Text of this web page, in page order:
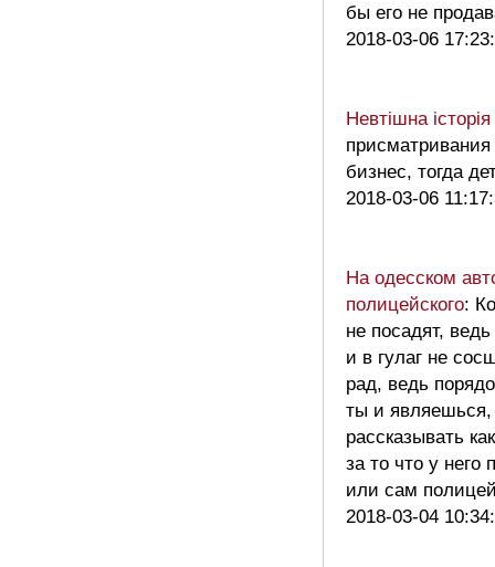
бы его не
2018-03-06
Невтішна
бизнес, тогда
2018-03-06
На одесском
полицейского:
не посадят,
и в гулаг не
рад, ведь
ты и
рассказывать
за то что у него
или сам
2018-03-04